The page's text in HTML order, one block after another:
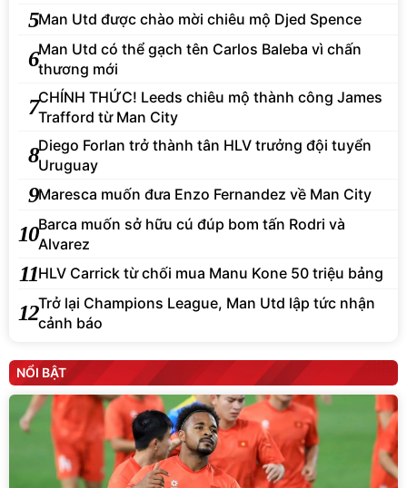
5Man Utd được chào mời chiêu mộ Djed Spence
6Man Utd có thể gạch tên Carlos Baleba vì chấn
thương mới
7CHÍNH THỨC! Leeds chiêu mộ thành công James
Trafford từ Man City
8Diego Forlan trở thành tân HLV trưởng đội tuyển
Uruguay
9Maresca muốn đưa Enzo Fernandez về Man City
10Barca muốn sở hữu cú đúp bom tấn Rodri và
Alvarez
11HLV Carrick từ chối mua Manu Kone 50 triệu bảng
12Trở lại Champions League, Man Utd lập tức nhận
cảnh báo
NỔI BẬT